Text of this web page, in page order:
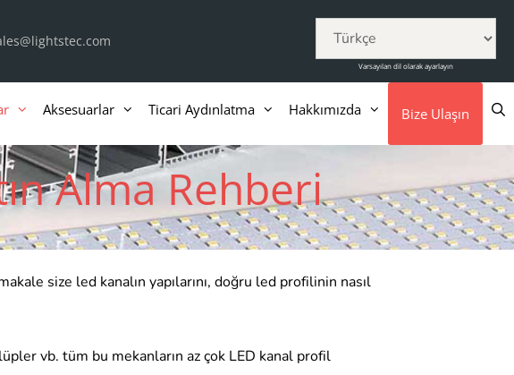
Varsayılan dil olarak ayarlayın
Aksesuarlar Ticari Aydınlatma Hakkımızda Bize Ulaşın
Alma Rehberi
size led kanalın yapılarını, doğru led profilinin nasıl
vb. tüm bu mekanların az çok LED kanal profil